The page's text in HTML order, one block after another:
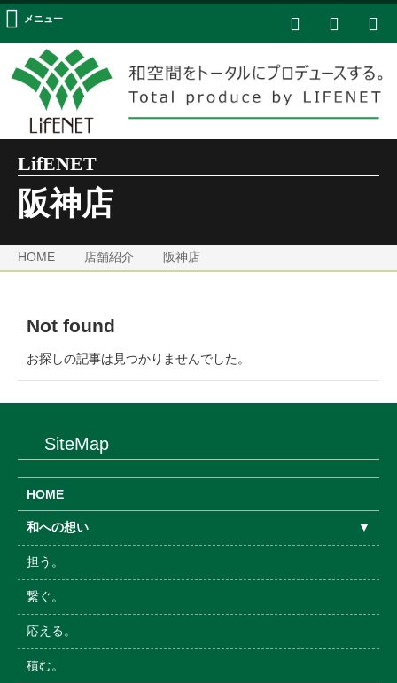
メニュー
LifENET
阪神店
HOME 店舗紹介 阪神店
Not found
お探しの記事は見つかりませんでした。
SiteMap
HOME
和への想い ▼
担う。
繋ぐ。
応える。
積む。